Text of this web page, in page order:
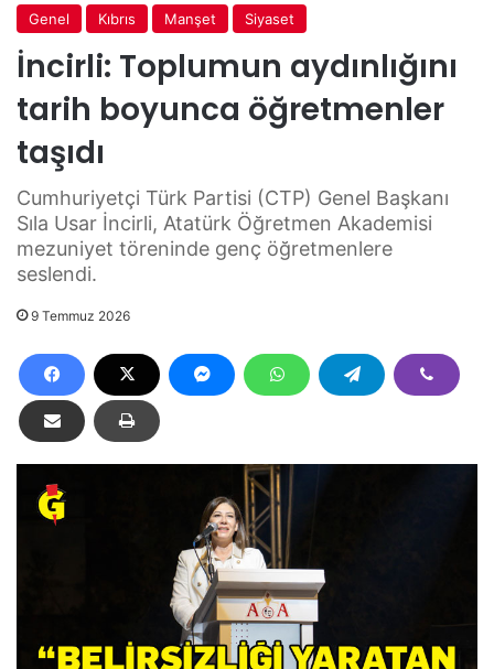
Genel Kıbrıs Manşet Siyaset
İncirli: Toplumun aydınlığını
tarih boyunca öğretmenler
taşıdı
Cumhuriyetçi Türk Partisi (CTP) Genel Başkanı
Sıla Usar İncirli, Atatürk Öğretmen Akademisi
mezuniyet töreninde genç öğretmenlere
seslendi.
9 Temmuz 2026